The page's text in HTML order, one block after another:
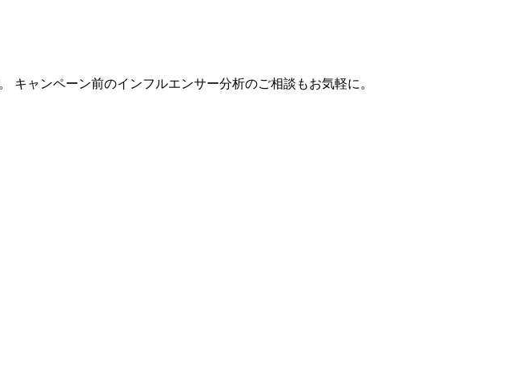
ャンペーン前のインフルエンサー分析のご相談もお気軽に。